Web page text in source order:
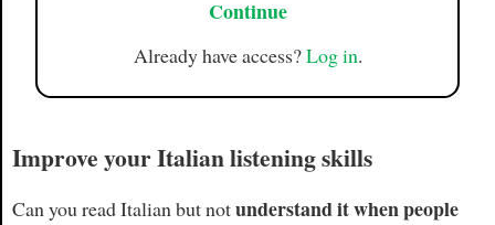
Continue
Already have access?Log in.
Improve your Italian listening skills
Can you read Italian but notunderstand it when people